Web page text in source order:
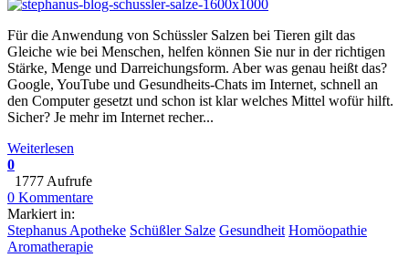
Für die Anwendung von Schüssler Salzen bei Tieren gilt das
Gleiche wie bei Menschen, helfen können Sie nur in der richtigen
Stärke, Menge und Darreichungsform. Aber was genau heißt das?
Google, YouTube und Gesundheits-Chats im Internet, schnell an
den Computer gesetzt und schon ist klar welches Mittel wofür hilft.
Sicher? Je mehr im Internet recher...
Weiterlesen
0
1777 Aufrufe
0 Kommentare
Markiert in:
Stephanus Apotheke Schüßler Salze Gesundheit Homöopathie
Aromatherapie